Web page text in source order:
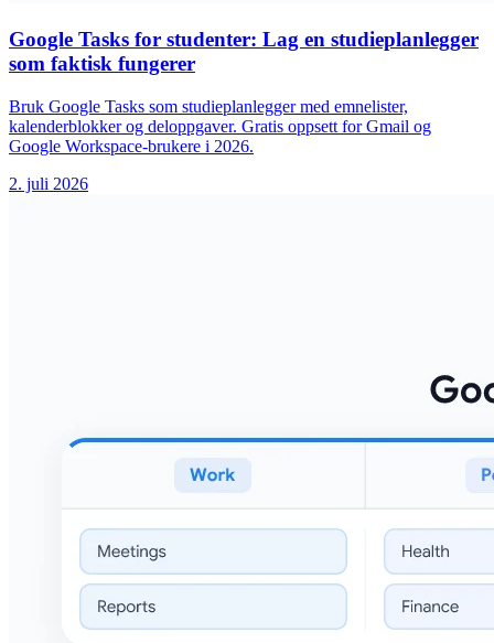
Google Tasks for studenter: Lag en studieplanlegger
som faktisk fungerer
Bruk Google Tasks som studieplanlegger med emnelister,
kalenderblokker og deloppgaver. Gratis oppsett for Gmail og
Google Workspace-brukere i 2026.
2. juli 2026